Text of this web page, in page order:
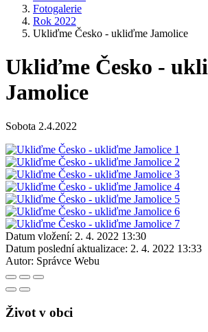
Fotogalerie
Rok 2022
Ukliďme Česko - ukliďme Jamolice
Ukliďme Česko -
Jamolice
Sobota 2.4.2022
Datum vložení: 2. 4. 2022 13:30
Datum poslední aktualizace: 2. 4. 2022 13:33
Autor: Správce Webu
Život v obci